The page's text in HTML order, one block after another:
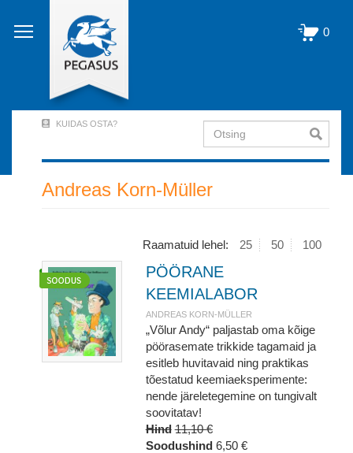
edasi
põhisisu
0
Account
Menu
KUIDAS OSTA? Otsing
Andreas Korn-Müller
Raamatuid lehel: 25 50 100
PÖÖRANE
KEEMIALABOR
ANDREAS KORN-MÜLLER
„Võlur Andy“ paljastab oma kõige
pöörasemate trikkide tagamaid ja
esitleb huvitavaid ning praktikas
tõestatud keemiaeksperimente:
nende järeletegemine on tungivalt
soovitatav!
Hind 11,10 €
Soodushind 6,50 €